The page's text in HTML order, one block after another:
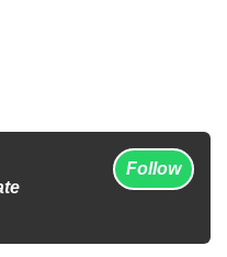
Follow